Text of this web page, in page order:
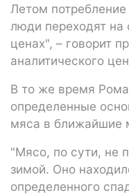
Летом
люди переходят на
ценах", – говорит
аналитического
В то же время
определенные
мяса в ближайшие
"Мясо, по сути, не
зимой. Оно
определенного